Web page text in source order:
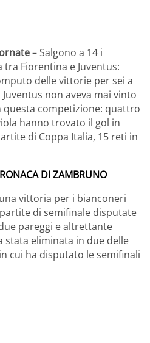
– Salgono a 14 i
Fiorentina e Juventus:
delle vittorie per sei a
non aveva mai vinto
questa competizione: quattro
hanno trovato il gol in
di Coppa Italia, 15 reti in
DI ZAMBRUNO
vittoria per i bianconeri
di semifinale disputate
pareggi e altrettante
stata eliminata in due delle
cui ha disputato le semifinali